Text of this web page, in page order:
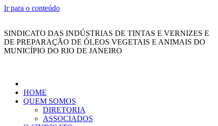
Ir para o conteúdo
SINDICATO DAS INDÚSTRIAS DE TINTAS E VERNIZES E
DE PREPARAÇÃO DE ÓLEOS VEGETAIS E ANIMAIS DO
MUNICÍPIO DO RIO DE JANEIRO
HOME
QUEM SOMOS
DIRETORIA
ASSOCIADOS